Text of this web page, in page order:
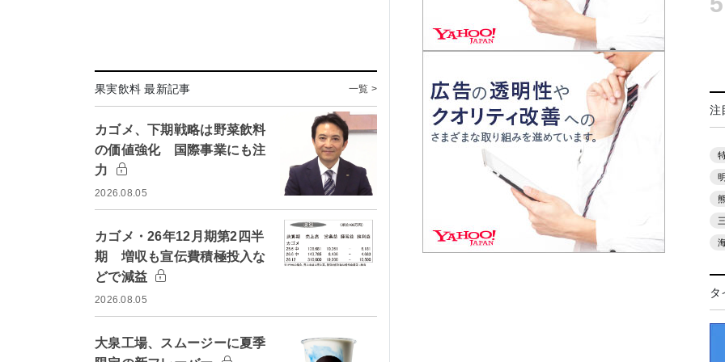
果実飲料 最新記事 一覧 >
カゴメ、下期戦略は野菜飲料
の価値強化 国際事業にも注
力
2026.08.05
カゴメ・26年12月期第2四半
期 増収も宣伝費積極投入な
どで減益
2026.08.05
大泉工場、スムージーに夏季
注
タ